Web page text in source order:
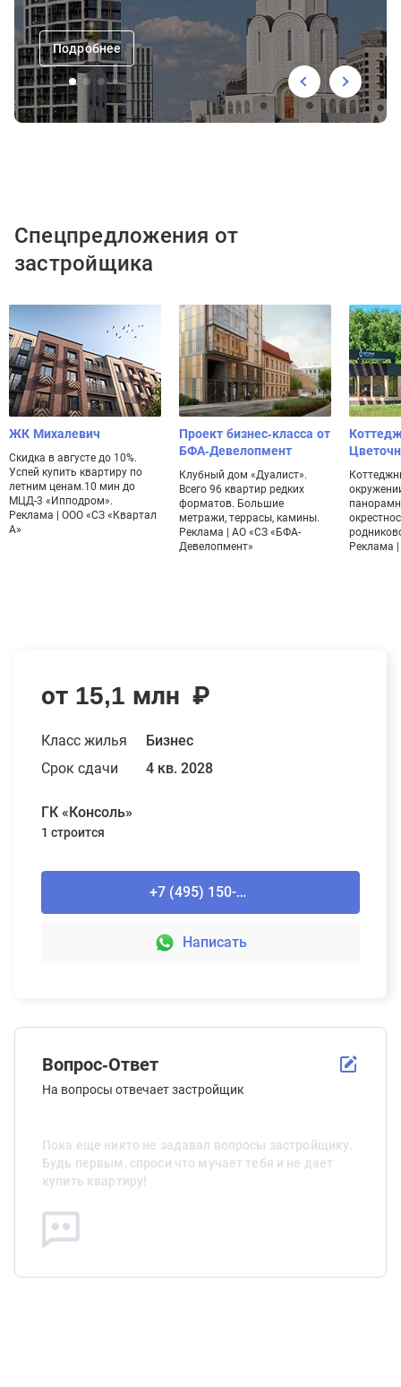
от 15,1 млн ₽
Класс жилья
Бизнес
Срок сдачи
4 кв. 2028
ГК «Консоль»
1 строится
+7 (495) 150-90-61
Написать
Вопрос-Ответ
На вопросы отвечает застройщик
Пока еще никто не задавал вопросы застройщику.
Будь первым, спроси что мучает тебя и не дает
купить квартиру!
Подробнее
Спецпредложения от
застройщика
ЖК Михалевич
Скидка в августе до 10%.
Успей купить квартиру по
летним ценам.10 мин до
МЦД-3 «Ипподром».
Реклама | ООО «СЗ «Квартал
А»
Проект бизнес-класса от
БФА-Девелопмент
Клубный дом «Дуалист».
Всего 96 квартир редких
форматов. Большие
метражи, террасы, камины.
Реклама | АО «СЗ «БФА-
Девелопмент»
Реклама